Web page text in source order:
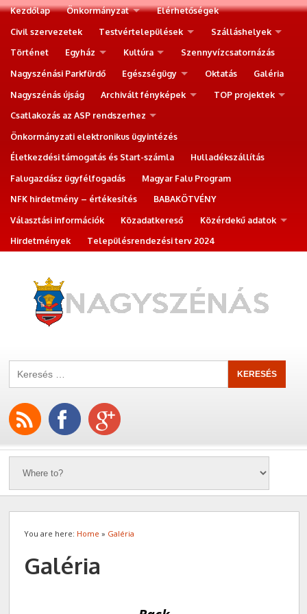
Kezdőlap Önkormányzat
Elérhetőségek
Civil szervezetek
Testvértelepülések
Szálláshelyek
Történet
Egyház Kultúra
Szennyvízcsatornázás
Nagyszénási Parkfürdő
Egészségügy Oktatás
Galéria
Nagyszénás újság
Archivált fényképek
TOP projektek
Csatlakozás az ASP rendszerhez
Önkormányzati elektronikus ügyintézés
Életkezdési támogatás és Start-számla
Hulladékszállítás
Falugazdász ügyfélfogadás
Magyar Falu Program
NFK hirdetmény – értékesítés
BABAKÖTVÉNY
Választási információk
Közadatkereső
Közérdekű adatok
Hirdetmények
Településrendezési terv 2024
You are here: Home » Galéria
Galéria